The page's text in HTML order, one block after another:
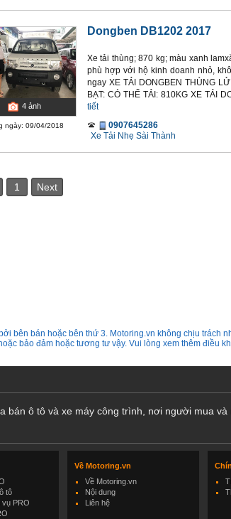
4 ảnh
ngày: 09/04/2018
Dongben DB1202 2017
Xe tải thùng; 870 kg; màu xanh
phù hợp với hộ kinh doanh nhỏ,
ngay XE TẢI DONGBEN THÙNG
BẠT: CÓ THỂ TẢI: 810KG XE TẢI
tiết
0907645286
Xe Tải Nhẹ Sài Thành
1 Next
bên bán hoặc bên thứ 3. Motoring.vn không chịu trách
bảo đảm hoặc tương tư vậy. Vui lòng xem thêm điều
bán ô tô và xe máy công trình, nơi người mua
tô
vụ PRO
Về Motoring.vn
Về Motoring.vn
Nội dung
Liên hệ